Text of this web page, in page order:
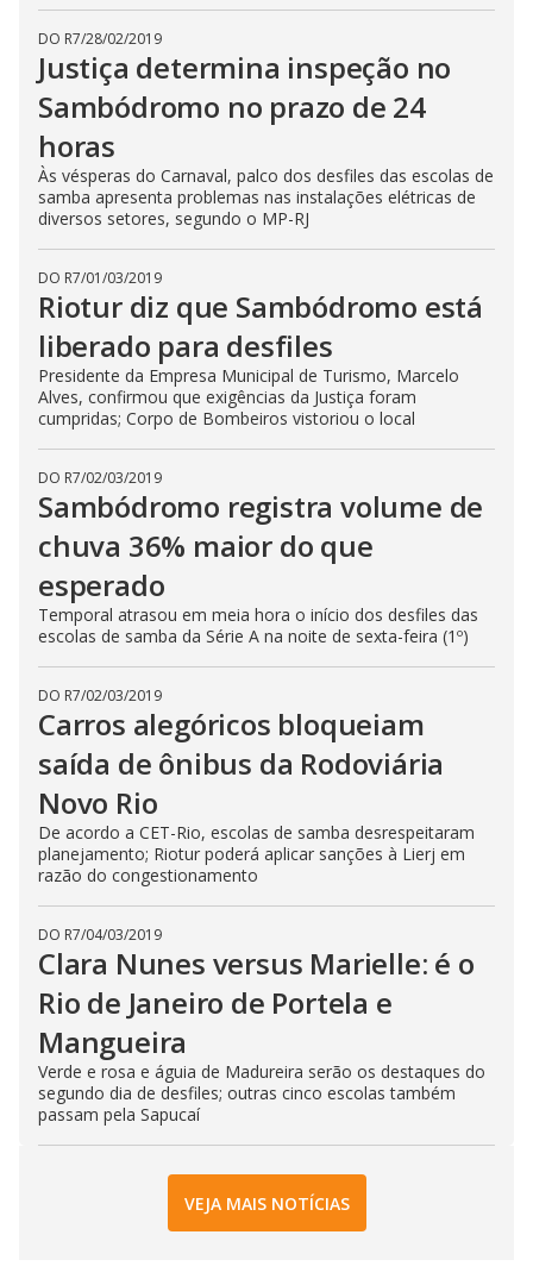
DO R7/28/02/2019
Justiça determina inspeção no
Sambódromo no prazo de 24
horas
Às vésperas do Carnaval, palco dos desfiles das escolas de
samba apresenta problemas nas instalações elétricas de
diversos setores, segundo o MP-RJ
DO R7/01/03/2019
Riotur diz que Sambódromo está
liberado para desfiles
Presidente da Empresa Municipal de Turismo, Marcelo
Alves, confirmou que exigências da Justiça foram
cumpridas; Corpo de Bombeiros vistoriou o local
DO R7/02/03/2019
Sambódromo registra volume de
chuva 36% maior do que
esperado
Temporal atrasou em meia hora o início dos desfiles das
escolas de samba da Série A na noite de sexta-feira (1º)
DO R7/02/03/2019
Carros alegóricos bloqueiam
saída de ônibus da Rodoviária
Novo Rio
De acordo a CET-Rio, escolas de samba desrespeitaram
planejamento; Riotur poderá aplicar sanções à Lierj em
razão do congestionamento
DO R7/04/03/2019
Clara Nunes versus Marielle: é o
Rio de Janeiro de Portela e
Mangueira
Verde e rosa e águia de Madureira serão os destaques do
segundo dia de desfiles; outras cinco escolas também
passam pela Sapucaí
VEJA MAIS NOTÍCIAS